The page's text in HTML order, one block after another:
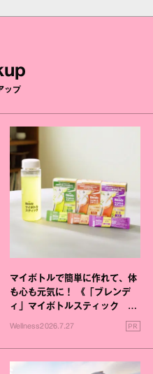
ップ
マイボトルで簡単に作れて、体
も心も元気に！ 《「ブレンデ
ィ」マイボトルスティック い
いこと毎日》シリーズが誕生
Wellness2026.7.27 PR